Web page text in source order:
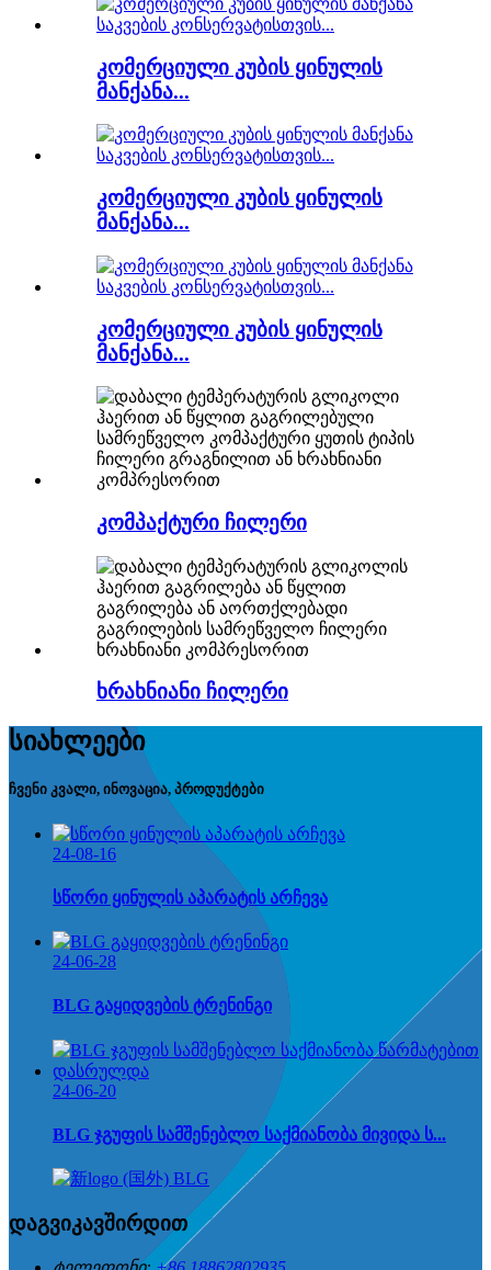
კომერციული კუბის ყინულის
მანქანა...
კომერციული კუბის ყინულის
მანქანა...
კომერციული კუბის ყინულის
მანქანა...
კომპაქტური ჩილერი
ხრახნიანი ჩილერი
სიახლეები
ჩვენი კვალი, ინოვაცია, პროდუქტები
24-08-16
სწორი ყინულის აპარატის არჩევა
24-06-28
BLG გაყიდვების ტრენინგი
24-06-20
BLG ჯგუფის სამშენებლო საქმიანობა მივიდა ს...
დაგვიკავშირდით